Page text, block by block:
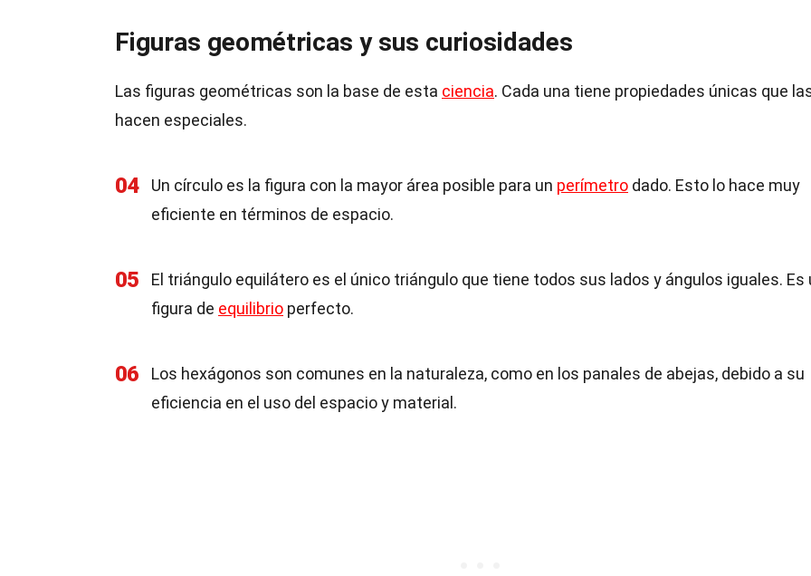
Figuras geométricas y sus curiosidades
Las figuras geométricas son la base de esta ciencia. Cada una tiene propiedades únicas que
hacen especiales.
04 Un círculo es la figura con la mayor área posible para un perímetro dado. Esto lo hace muy
eficiente en términos de espacio.
05
El triángulo equilátero es el único triángulo que tiene todos sus lados y ángulos iguales. Es
figura de equilibrio perfecto.
06
Los hexágonos son comunes en la naturaleza, como en los panales de abejas, debido a su
eficiencia en el uso del espacio y material.